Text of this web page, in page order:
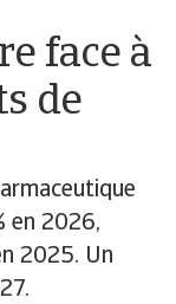
face à
de
en 2026,
2025. Un